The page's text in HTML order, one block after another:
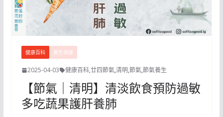
健康百科 養生保健
2025-04-03 健康百科,廿四節氣,清明,節氣,節氣養生
【節氣｜清明】清淡飲食預防過敏
多吃蔬果護肝養肺